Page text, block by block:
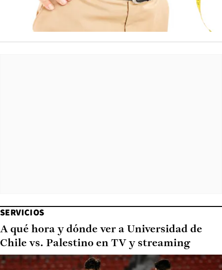
SERVICIOS
A qué hora y dónde ver a Universidad de
Chile vs. Palestino en TV y streaming